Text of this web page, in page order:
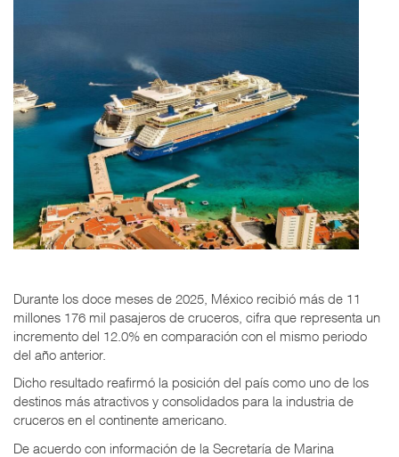
Durante los doce meses de 2025, México recibió más de 11
millones 176 mil pasajeros de cruceros, cifra que representa un
incremento del 12.0% en comparación con el mismo periodo
del año anterior.
Dicho resultado reafirmó la posición del país como uno de los
destinos más atractivos y consolidados para la industria de
cruceros en el continente americano.
De acuerdo con información de la Secretaría de Marina